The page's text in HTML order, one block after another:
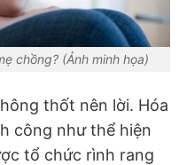
chồng? (Ảnh minh họa)
thốt nên lời. Hóa
công như thể hiện
tổ chức rình rang